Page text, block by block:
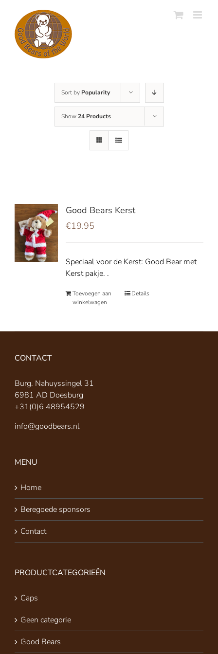
content
Sort by Popularity
Show24 Products
Good Bears Kerst
€19.95
Speciaal voor de Kerst: Good Bear met
Kerst pakje. .
Toevoegen aan
winkelwagen
Details
CONTACT
Burg. Nahuyssingel 31
6981 AD Doesburg
+31(0)6 48954529
info@goodbears.nl
MENU
Home
Beregoede sponsors
Contact
PRODUCTCATEGORIEËN
Caps
Geen categorie
Good Bears